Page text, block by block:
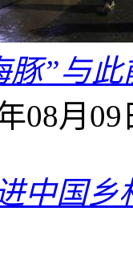
豚”与
08月09
进中国